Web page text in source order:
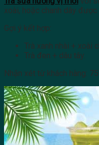
xoài, hoặc chanh dây
Gợi ý kết hợp:
Trà xanh nhài + xoài
Trà đen + dâu tây.
Nhận xét từ khách hàng: